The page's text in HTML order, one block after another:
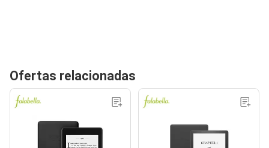
Ofertas relacionadas